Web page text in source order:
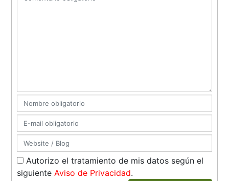
Autorizo el tratamiento de mis datos según el
siguiente Aviso de Privacidad.